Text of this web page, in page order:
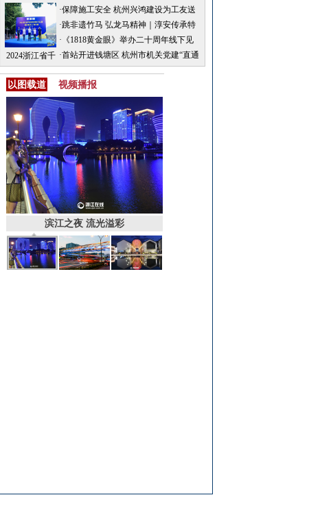
业化“直通卡”
企业榜单
2024浙江省千
岛湖龙川湾小
铁人赛暨游跑
铁人两项赛精
彩开赛
·保障施工安全 杭州兴鸿建设为工友送
清凉
·跳非遗竹马 弘龙马精神｜淳安传承特
殊年味儿
·《1818黄金眼》举办二十周年线下见
面会举行
·首站开进钱塘区 杭州市机关党建“直通
车”驶出服务基层新速度
以图载道 视频播报
滨江之夜 流光溢彩